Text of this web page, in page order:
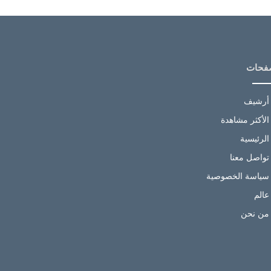
أرشيف
الأكثر مشاهدة
الرئيسية
تواصل معنا
سياسة الخصوصية
عالم
من نحن